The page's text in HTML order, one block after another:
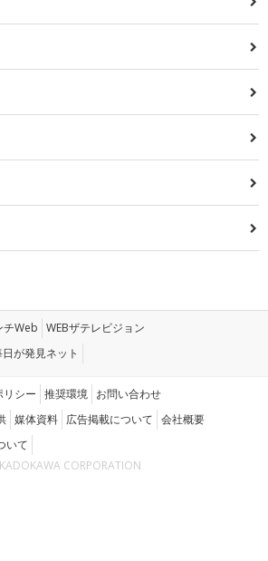
チWeb WEBザテレビジョン
が発見ネット
リシー 推奨環境 お問い合わせ
媒体資料 広告掲載について 会社概要
いて
CORPORATION